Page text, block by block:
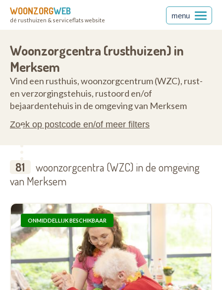
WOONZORGWEB
dé rusthuizen & serviceflats website
menu
Woonzorgcentra (rusthuizen) in
Merksem
Vind een rusthuis, woonzorgcentrum (WZC), rust-
en verzorgingstehuis, rustoord en/of
bejaardentehuis in de omgeving van Merksem
Zoek op postcode en/of meer filters
81
woonzorgcentra (WZC) in de omgeving
van Merksem
ONMIDDELLIJK BESCHIKBAAR